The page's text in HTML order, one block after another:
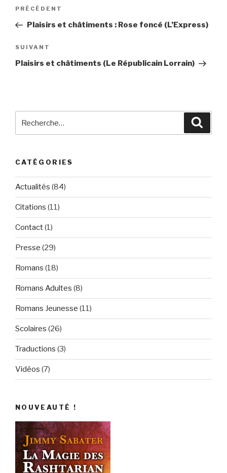
Navigation
l’article
Article
précédent
PRÉCÉDENT
Plaisirs et châtiments : Rose foncé (L’Express)
Article
suivant
SUIVANT
Plaisirs et châtiments (Le Républicain Lorrain)
CATÉGORIES
Actualités (84)
Citations (11)
Contact(1)
Presse (29)
Romans (18)
Romans Adultes (8)
Romans Jeunesse (11)
Scolaires (26)
Traductions (3)
Vidéos (7)
NOUVEAUTÉ !